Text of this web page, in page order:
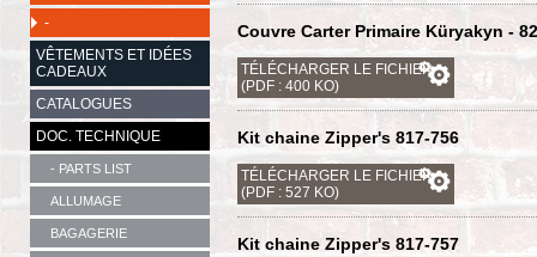
-
VÊTEMENTS ET IDÉES
CADEAUX
CATALOGUES
DOC. TECHNIQUE
- PARTS LIST
ALLUMAGE
BAGAGERIE
Couvre Carter Primaire Küryakyn -
TÉLÉCHARGER LE FICHIER
(PDF : 400 KO)
Kit chaine Zipper's 817-756
TÉLÉCHARGER LE FICHIER
(PDF : 527 KO)
Kit chaine Zipper's 817-757